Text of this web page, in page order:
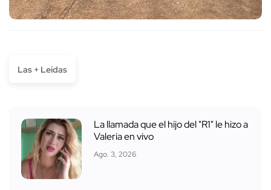
Las + Leídas
La llamada que el hijo del "R1" le hizo a
Valeria en vivo
Ago. 3, 2026